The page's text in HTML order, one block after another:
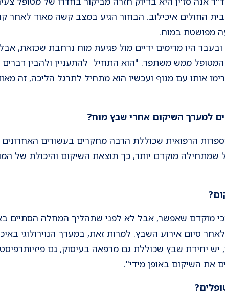
החולים איכילוב. הבחור הגיע במצב קשה מאוד לאחר
מפושטת במוח.
ובעבר היו מרימים ידיים מול פגיעת מוח נרחבת שכזאת,
ממש משתפר. "הוא התחיל להתעניין ולהבין דברים
אותו עם מנוף ועכשיו הוא מתחיל לתרגל הליכה, זה
למערך השיקום אחרי שבץ מוח?
הרפואית שכוללת הרבה מחקרים בעשורים האחרונים
שמתחילה מוקדם יותר, כך תוצאת השיקום והיכולת של
מוקדם שאפשר, אבל לא לפני שתהליך המחלה הסתיים
72 שעות לאחר סיום אירוע השבץ. למרות זאת, במערך
יחידת שבץ שכוללת גם מרפאה בעיסוק, גם
את השיקום באופן מידי".